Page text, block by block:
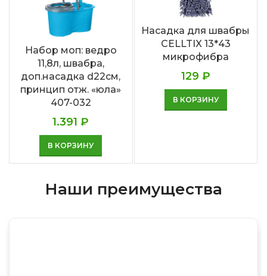
Набор моп: ведро
11,8л, швабра,
доп.насадка d22см,
принцип отж. «юла»
407-032
1.391₽
В КОРЗИНУ
Насадка для швабры
CELLTIX 13*43
микрофибра
129 ₽
В КОРЗИНУ
Наши преимущества